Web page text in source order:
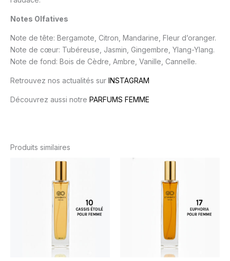
Notes Olfatives
Note de tête: Bergamote, Citron, Mandarine, Fleur d’oranger.
Note de cœur: Tubéreuse, Jasmin, Gingembre, Ylang-Ylang.
Note de fond: Bois de Cèdre, Ambre, Vanille, Cannelle.
Retrouvez nos actualités sur INSTAGRAM
Découvrez aussi notre PARFUMS FEMME
Produits similaires
13.900 CFA
plusieurs
variations.
options
peuvent
13.900
plusieurs
variations.
options
peuvent